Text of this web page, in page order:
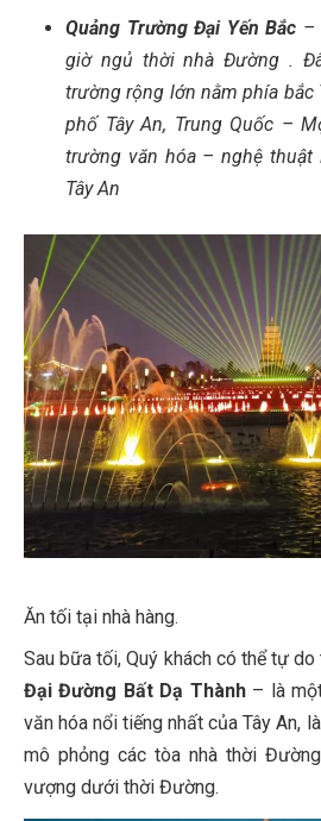
Quảng Trường Đại Yến Bắc –
giờ ngủ thời nhà Đường .
trường rộng lớn nằm phía bắc
phố Tây An, Trung Quốc –
trường văn hóa – nghệ
Tây An
Ăn tối tại nhà hàng.
Sau bữa tối, Quý khách có thể tự
Đại Đường Bất Dạ Thành– là
văn hóa nổi tiếng nhất của Tây An,
mô phỏng các tòa nhà thời
vượng dưới thời Đường.